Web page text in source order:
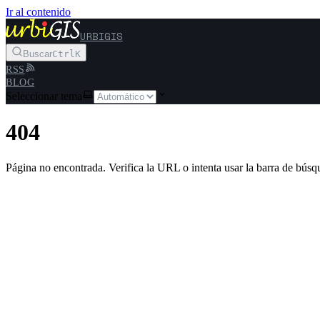
Ir al contenido
URBIGIS
BuscarCtrlK
RSS
BLOG
Seleccionar tema
404
Página no encontrada. Verifica la URL o intenta usar la barra de